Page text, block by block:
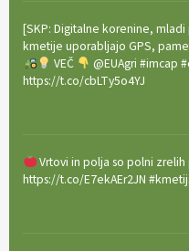
[SKP: Digitalne korenine,
kmetije uporabljajo GPS,
VEČ
@EUAgri #imcap
https://t.co/cbLTy5o4YJ
Vrtovi in polja so polni
https://t.co/E7ekAEr2JN